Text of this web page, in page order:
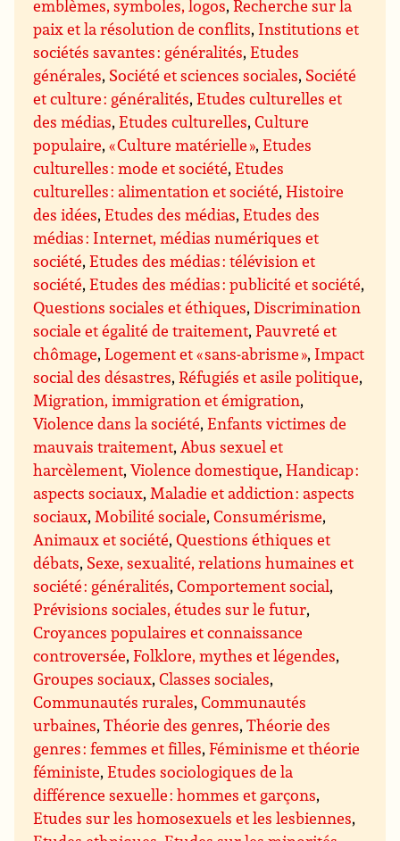
emblèmes, symboles, logos,Recherche sur la
paix et la résolution de conflits, Institutions et
sociétés savantes : généralités,Etudes
générales, Société et sciences sociales, Société
et culture : généralités,Etudes culturelles et
des médias,Etudes culturelles,Culture
populaire,« Culture matérielle »,Etudes
culturelles : mode et société,Etudes
culturelles : alimentation et société,Histoire
des idées,Etudes des médias,Etudes des
médias : Internet, médias numériques et
société,Etudes des médias : télévision et
société,Etudes des médias : publicité et société,
Questions sociales et éthiques,Discrimination
sociale et égalité de traitement,Pauvreté et
chômage,Logement et « sans-abrisme », Impact
social des désastres,Réfugiés et asile politique,
Migration, immigration et émigration,
Violence dans la société,Enfants victimes de
mauvais traitement,Abus sexuel et
harcèlement,Violence domestique,Handicap :
aspects sociaux,Maladie et addiction : aspects
sociaux,Mobilité sociale,Consumérisme,
Animaux et société,Questions éthiques et
débats, Sexe, sexualité, relations humaines et
société : généralités,Comportement social,
Prévisions sociales, études sur le futur,
Croyances populaires et connaissance
controversée,Folklore, mythes et légendes,
Groupes sociaux,Classes sociales,
Communautés rurales,Communautés
urbaines,Théorie des genres,Théorie des
genres : femmes et filles,Féminisme et théorie
féministe,Etudes sociologiques de la
différence sexuelle : hommes et garçons,
Etudes sur les homosexuels et les lesbiennes,